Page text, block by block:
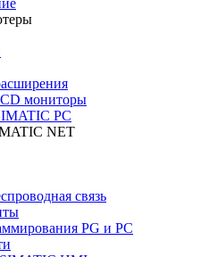
мониторы
PC
NET
связь
PG и PC